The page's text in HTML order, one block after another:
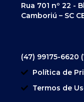
Rua 701 nº 22 -
Camboriú – SC
(47) 99175-6620
Política de
Termos de